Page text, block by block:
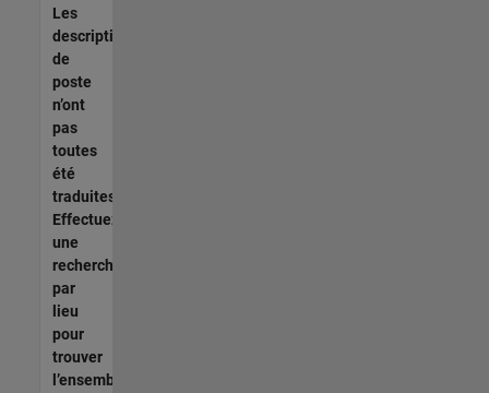
Les
descriptions
de
poste
n’ont
pas
toutes
été
traduites.
Effectuez
une
recherche
par
lieu
pour
trouver
l’ensemble